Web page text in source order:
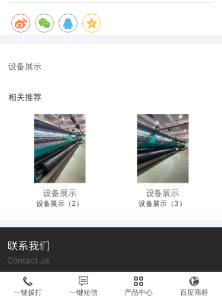
设备展示
相关推荐
设备展示
设备展示（2）
设备展示
设备展示（3）
联系人：沈女士 联系方式：15824094333
联系我们
Contact us
一键拨打 一键短信 产品中心 百度商桥